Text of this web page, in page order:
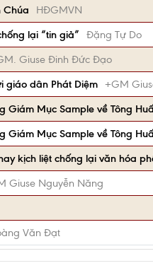
Chúa
HĐGMVN
lại “tin giả”
Đặng Tự Do
Giuse Đinh Đức Đạo
giáo dân Phát Diệm +GM
Mục Sample về Tông
Mục Sample về Tông
kịch liệt chống lại văn hóa
Giuse Nguyễn Năng
Văn Đạt